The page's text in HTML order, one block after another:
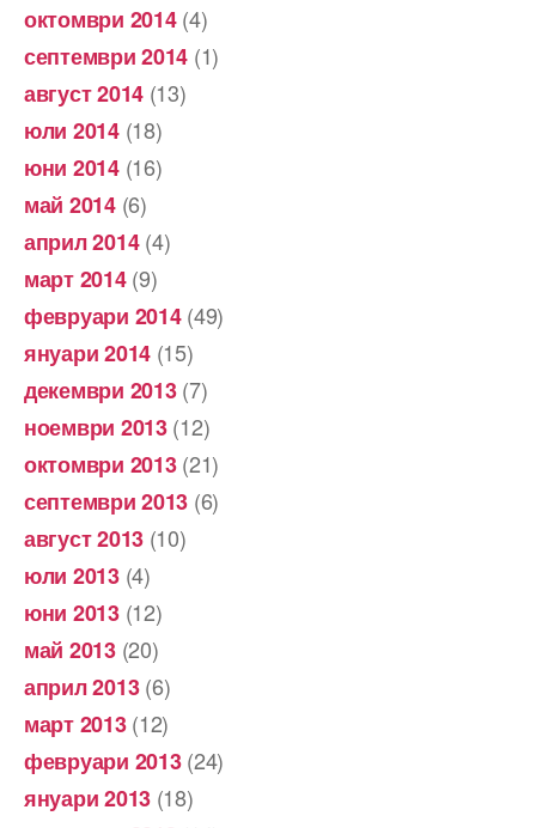
октомври 2014(4)
септември 2014 (1)
август 2014 (13)
юли 2014(18)
юни 2014(16)
май 2014(6)
април 2014(4)
март 2014(9)
февруари 2014(49)
януари 2014 (15)
декември 2013(7)
ноември 2013(12)
октомври 2013(21)
септември 2013 (6)
август 2013 (10)
юли 2013(4)
юни 2013(12)
май 2013(20)
април 2013(6)
март 2013(12)
февруари 2013(24)
януари 2013 (18)